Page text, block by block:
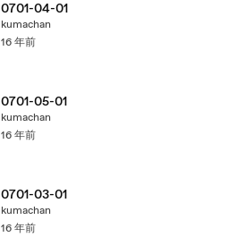
0701-04-01
kumachan
16 年前
0701-05-01
kumachan
16 年前
0701-03-01
kumachan
16 年前